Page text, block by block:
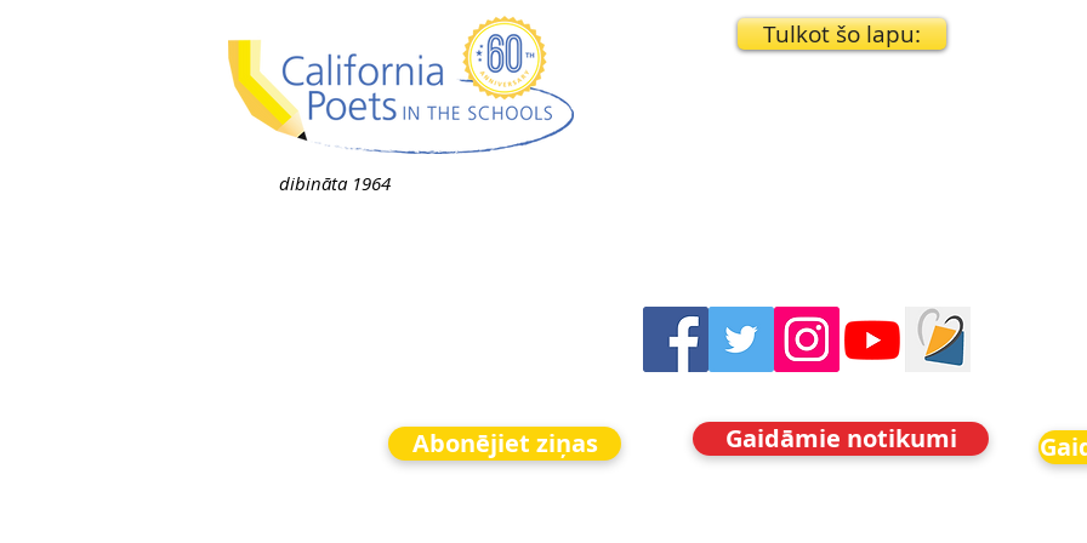
dibināta 1964
Tulkot šo lapu:
Abonējiet ziņas Gaidāmie notikumi